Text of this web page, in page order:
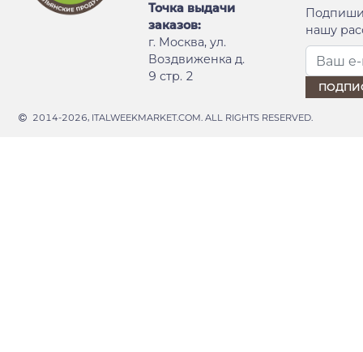
Точка выдачи
заказов:
г. Москва, ул.
Воздвиженка д.
9 стр. 2
нашу
2014-2026, ITALWEEKMARKET.COM. ALL RIGHTS RESERVED.